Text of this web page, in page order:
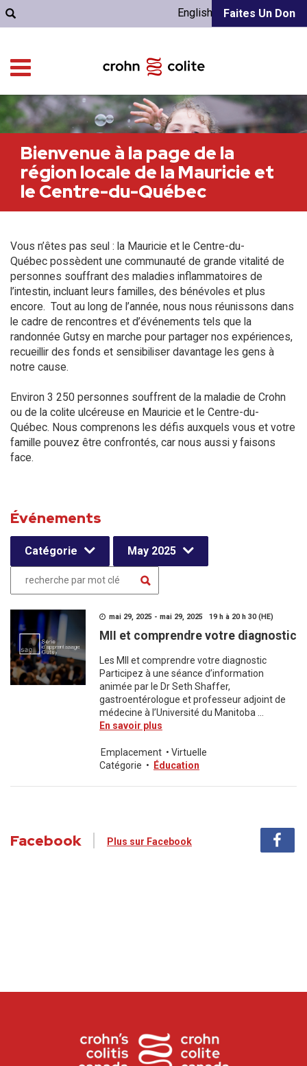
Faites Un Don
English
Bienvenue à la page de la
région locale de la Mauricie et
le Centre-du-Québec
Vous n’êtes pas seul : la Mauricie et le Centre-du-
Québec possèdent une communauté de grande vitalité de
personnes souffrant des maladies inflammatoires de
l’intestin, incluant leurs familles, des bénévoles et plus
encore. Tout au long de l’année, nous nous réunissons dans
le cadre de rencontres et d’événements tels que la
randonnée Gutsy en marche pour partager nos expériences,
recueillir des fonds et sensibiliser davantage les gens à
notre cause.
Environ 3 250 personnes souffrent de la maladie de Crohn
ou de la colite ulcéreuse en Mauricie et le Centre-du-
Québec. Nous comprenons les défis auxquels vous et votre
famille pouvez être confrontés, car nous aussi y faisons
face.
Événements
Catégorie May 2025
mai 29, 2025 - mai 29, 2025 19 h à 20 h 30 (HE)
MII et comprendre votre diagnostic
Les MII et comprendre votre diagnostic
Participez à une séance d’information
animée par le Dr Seth Shaffer,
gastroentérologue et professeur adjoint de
médecine à l’Université du Manitoba ...
En savoir plus
Emplacement • Virtuelle
Catégorie • Éducation
Facebook Plus sur Facebook